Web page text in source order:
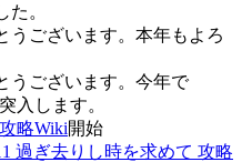
。
うございます。本年もよろ
うございます。今年で
入します。
略Wiki開始
過ぎ去りし時を求めて 攻略